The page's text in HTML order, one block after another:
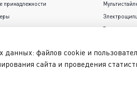
принадлежности
и термосы
Триммеры
Машинки
данных: файлов cookie и
сайта и проведения